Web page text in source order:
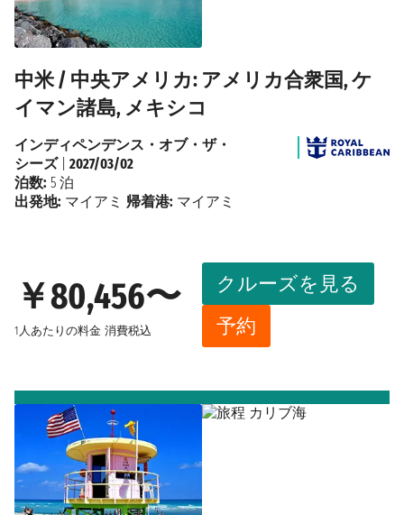
中米 / 中央アメリカ: アメリカ合衆国, ケ
イマン諸島, メキシコ
￥80,456〜
1人あたりの料金 消費税込
クルーズを見る
予約
インディペンデンス・オブ・ザ・
シーズ| 2027/03/02
泊数: 5 泊
出発地: マイアミ 帰着港: マイアミ